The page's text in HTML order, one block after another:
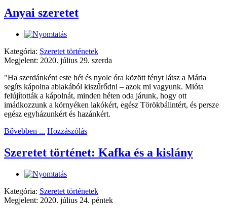
Anyai szeretet
Kategória: Szeretet történetek
Megjelent: 2020. július 29. szerda
"Ha szerdánként este hét és nyolc óra között fényt látsz a Mária
segíts kápolna ablakából kiszűrődni – azok mi vagyunk. Mióta
felújították a kápolnát, minden héten oda járunk, hogy ott
imádkozzunk a környéken lakókért, egész Törökbálintért, és persze
egész egyházunkért és hazánkért.
Bővebben ... Hozzászólás
Szeretet történet: Kafka és a kislány
Kategória: Szeretet történetek
Megjelent: 2020. július 24. péntek